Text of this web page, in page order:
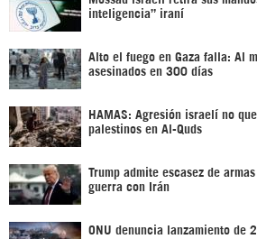
inteligencia” iraní
Alto el fuego en Gaza falla: Al
asesinados en 300 días
HAMAS: Agresión israelí no
palestinos en Al-Quds
Trump admite escasez de
guerra con Irán
ONU denuncia lanzamiento de